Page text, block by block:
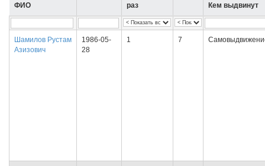
ФИО
раз
Кем выдвинут
Шамилов Рустам
Азизович
1986-05-
28
1 7